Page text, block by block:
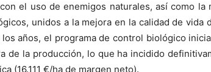
el uso de enemigos naturales, así como la
unidos a la mejora en la calidad de vida
los años, el programa de control biológico
de la producción, lo que ha incidido
(16.111 €/ha de margen neto).